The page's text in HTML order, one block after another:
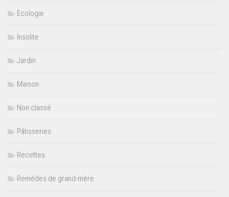
Ecologie
Insolite
Jardin
Maison
Non classé
Pâtisseries
Recettes
Remèdes de grand-mère